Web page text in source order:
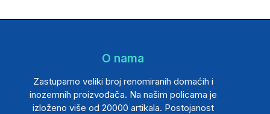
O nama
Zastupamo veliki broj renomiranih domaćih i
inozemnih proizvođača. Na našim policama je
izloženo više od 20000 artikala. Postojanost